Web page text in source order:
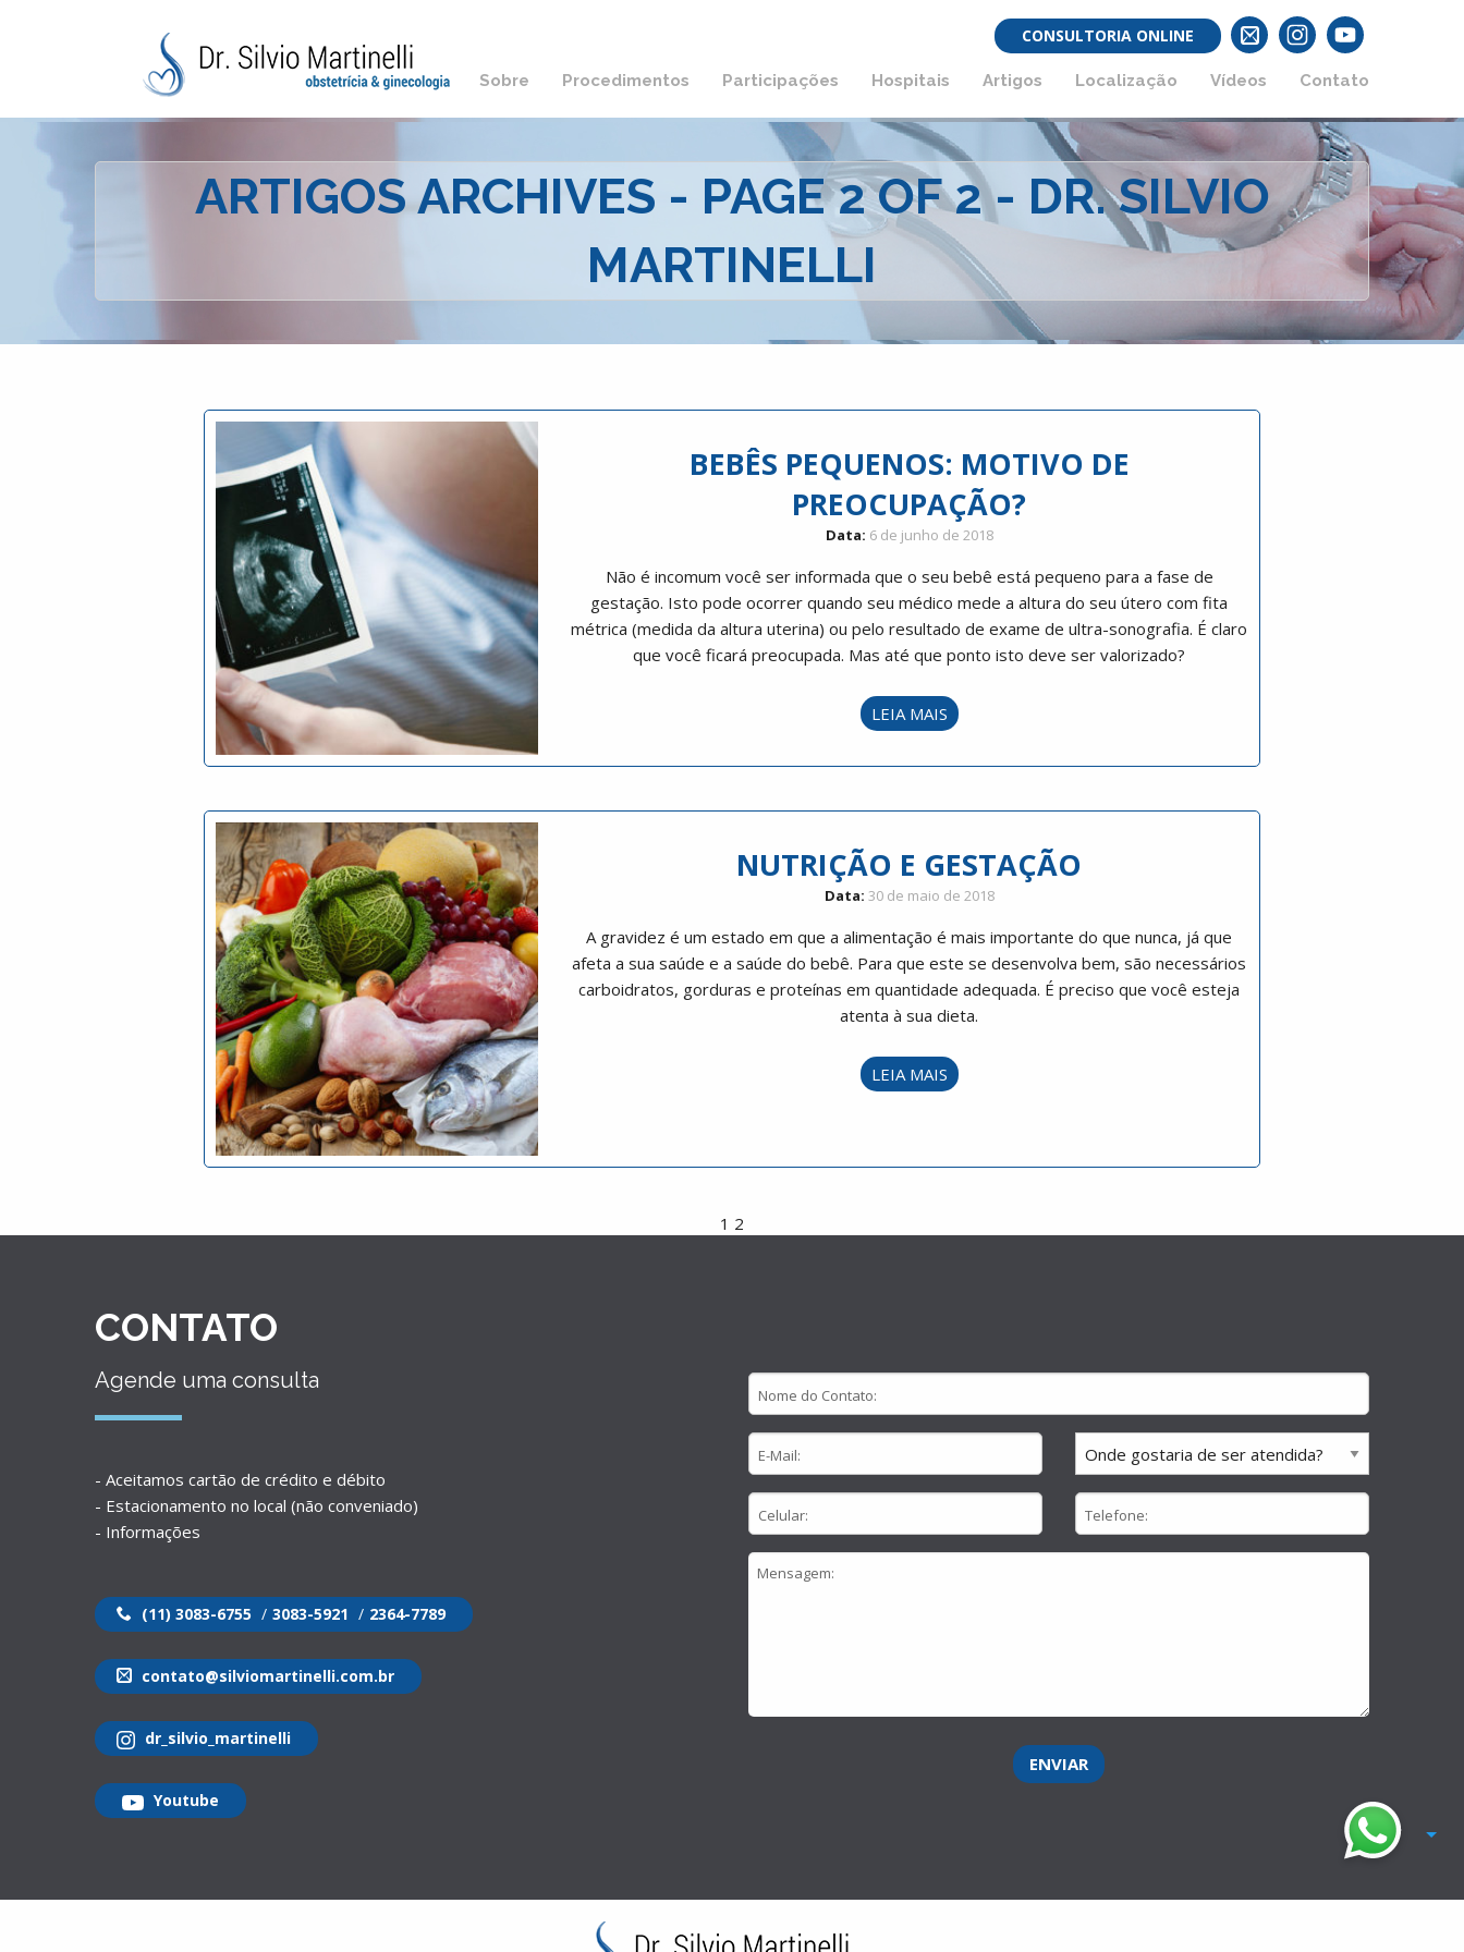
CONSULTORIA ONLINE
Sobre Procedimentos Participações Hospitais Artigos Localização Vídeos Contato
ARTIGOS ARCHIVES - PAGE 2 OF 2 - DR. SILVIO
MARTINELLI
BEBÊS PEQUENOS: MOTIVO DE
PREOCUPAÇÃO?
Data: 6 de junho de 2018
Não é incomum você ser informada que o seu bebê está pequeno para a fase de
gestação. Isto pode ocorrer quando seu médico mede a altura do seu útero com fita
métrica (medida da altura uterina) ou pelo resultado de exame de ultra-sonografia. É claro
que você ficará preocupada. Mas até que ponto isto deve ser valorizado?
LEIA MAIS
NUTRIÇÃO E GESTAÇÃO
Data: 30 de maio de 2018
A gravidez é um estado em que a alimentação é mais importante do que nunca, já que
afeta a sua saúde e a saúde do bebê. Para que este se desenvolva bem, são necessários
carboidratos, gorduras e proteínas em quantidade adequada. É preciso que você esteja
atenta à sua dieta.
LEIA MAIS
1 2
CONTATO
Agende uma consulta
- Aceitamos cartão de crédito e débito
- Estacionamento no local (não conveniado)
- Informações
(11) 3083-6755 / 3083-5921 / 2364-7789
contato@silviomartinelli.com.br
dr_silvio_martinelli
Youtube